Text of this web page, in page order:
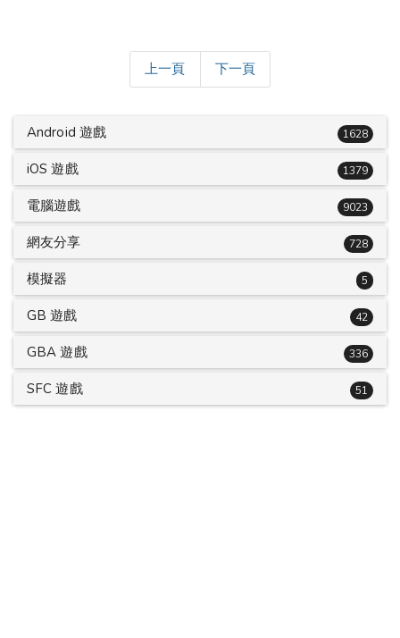
上一頁 下一頁
Android 遊戲 1628
iOS 遊戲 1379
電腦遊戲 9023
網友分享 728
模擬器 5
GB 遊戲 42
GBA 遊戲 336
SFC 遊戲 51